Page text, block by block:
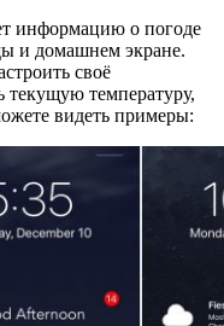
информацию о погоде
и домашнем экране.
своё
текущую температуру,
видеть примеры: